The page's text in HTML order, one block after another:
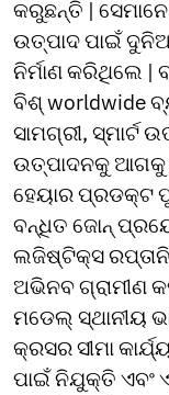
କରୁଛନ୍ତି |
ଉତ୍ପାଦ ପାଇଁ
ନିର୍ମାଣ କରିଥିଲେ |
ବିଶ୍ worldwide
ସାମଗ୍ରୀ, ସ୍ମାର୍ଟ
ଉତ୍ପାଦନକୁ ଆଗକୁ
ହେୟାର ପ୍ରଡକ୍ଟ
ବନ୍ଧିତ ଜୋନ୍
ଲଜିଷ୍ଟିକ୍ସ ରପ୍ତାନି
ଅଭିନବ ଗ୍ରାମୀଣ
ମଡେଲ୍ ସ୍ଥାନୀୟ
କ୍ରସର ସୀମା
ପାଇଁ ନିଯୁକ୍ତି